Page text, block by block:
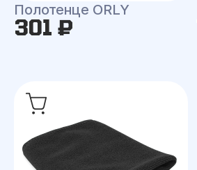
Полотенце ORLY
301 ₽